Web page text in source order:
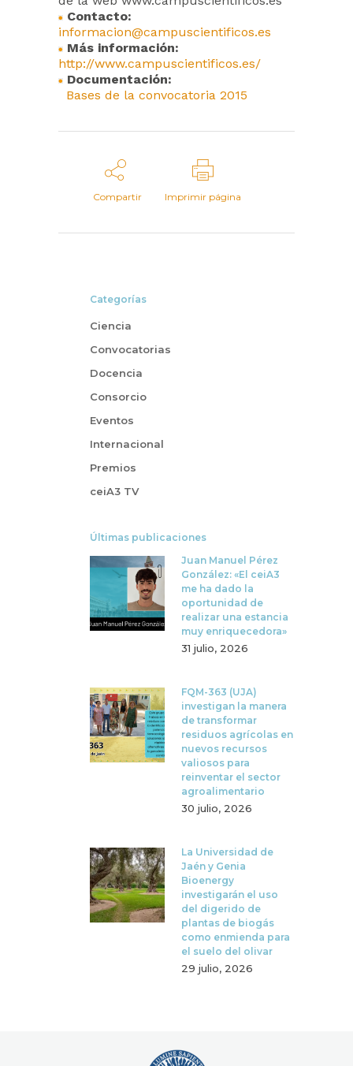
Contacto:
informacion@campuscientificos.es
Más información:
http://www.campuscientificos.es/
Documentación:
Bases de la convocatoria 2015
Compartir Imprimir página
Categorías
Ciencia
Convocatorias
Docencia
Consorcio
Eventos
Internacional
Premios
ceiA3 TV
Últimas publicaciones
Juan Manuel Pérez
González: «El ceiA3
me ha dado la
oportunidad de
realizar una estancia
muy enriquecedora»
31 julio, 2026
FQM-363 (UJA)
investigan la manera
de transformar
residuos agrícolas en
nuevos recursos
valiosos para
reinventar el sector
agroalimentario
30 julio, 2026
La Universidad de
Jaén y Genia
Bioenergy
investigarán el uso
del digerido de
plantas de biogás
como enmienda para
el suelo del olivar
29 julio, 2026